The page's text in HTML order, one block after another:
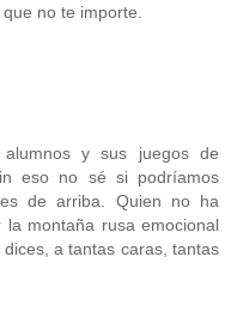
no te importe.
y sus juegos de
eso no sé si podríamos
de arriba. Quien no ha
montaña rusa emocional
a tantas caras, tantas